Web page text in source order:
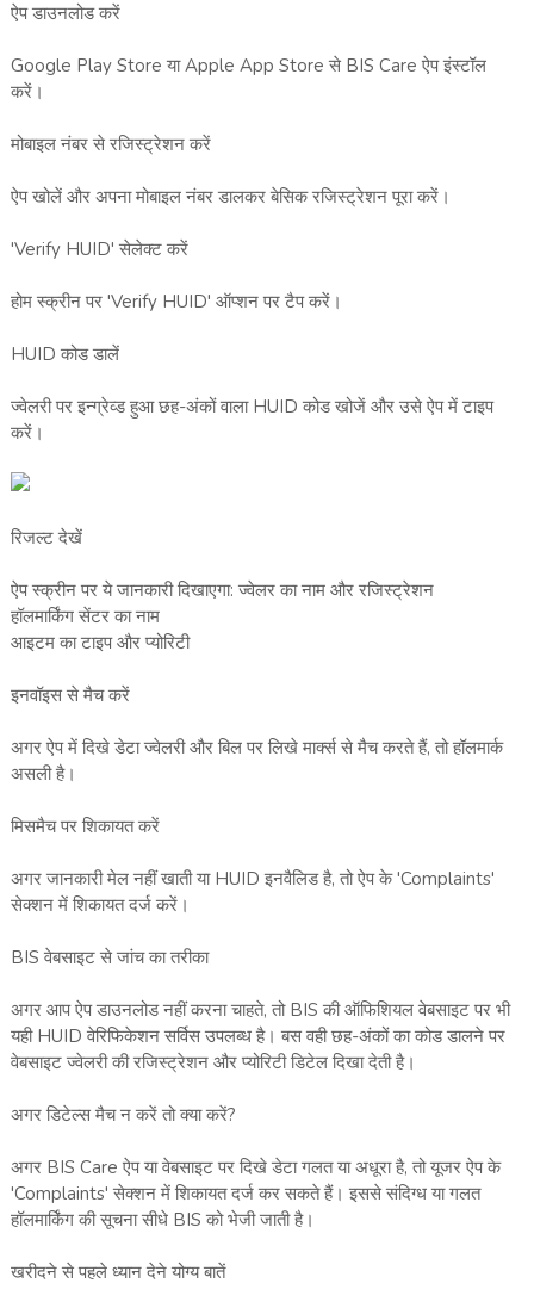
ऐप डाउनलोड करें
Google Play Store या Apple App Store से BIS Care ऐप इंस्टॉल
करें।
मोबाइल नंबर से रजिस्ट्रेशन करें
ऐप खोलें और अपना मोबाइल नंबर डालकर बेसिक रजिस्ट्रेशन पूरा करें।
'Verify HUID' सेलेक्ट करें
होम स्क्रीन पर 'Verify HUID' ऑप्शन पर टैप करें।
HUID कोड डालें
ज्वेलरी पर इन्ग्रेव्ड हुआ छह-अंकों वाला HUID कोड खोजें और उसे ऐप में टाइप
करें।
रिजल्ट देखें
ऐप स्क्रीन पर ये जानकारी दिखाएगा: ज्वेलर का नाम और रजिस्ट्रेशन
हॉलमार्किंग सेंटर का नाम
आइटम का टाइप और प्योरिटी
इनवॉइस से मैच करें
अगर ऐप में दिखे डेटा ज्वेलरी और बिल पर लिखे मार्क्स से मैच करते हैं, तो हॉलमार्क
असली है।
मिसमैच पर शिकायत करें
अगर जानकारी मेल नहीं खाती या HUID इनवैलिड है, तो ऐप के 'Complaints'
सेक्शन में शिकायत दर्ज करें।
BIS वेबसाइट से जांच का तरीका
अगर आप ऐप डाउनलोड नहीं करना चाहते, तो BIS की ऑफिशियल वेबसाइट पर भी
यही HUID वेरिफिकेशन सर्विस उपलब्ध है। बस वही छह-अंकों का कोड डालने पर
वेबसाइट ज्वेलरी की रजिस्ट्रेशन और प्योरिटी डिटेल दिखा देती है।
अगर डिटेल्स मैच न करें तो क्या करें?
अगर BIS Care ऐप या वेबसाइट पर दिखे डेटा गलत या अधूरा है, तो यूजर ऐप के
'Complaints' सेक्शन में शिकायत दर्ज कर सकते हैं। इससे संदिग्ध या गलत
हॉलमार्किंग की सूचना सीधे BIS को भेजी जाती है।
खरीदने से पहले ध्यान देने योग्य बातें